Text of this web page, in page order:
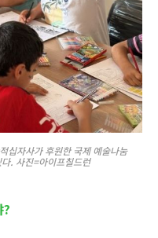
십자사가 후원한 국제 예술나눔
. 사진=아이프칠드런